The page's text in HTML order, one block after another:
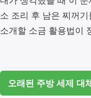
소 조리 후 남은 찌꺼
소개할 소금 활용법이
오래된 주방 세제 대